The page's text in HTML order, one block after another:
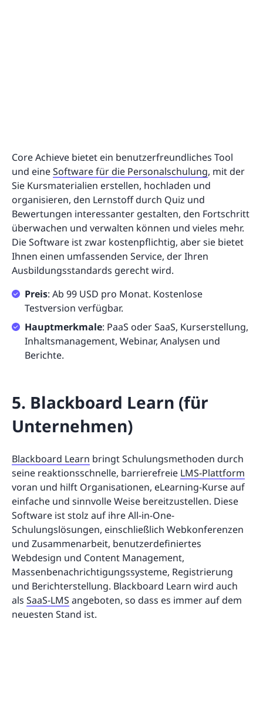
Core Achieve bietet ein benutzerfreundliches Tool
und eineSoftware für die Personalschulung, mit der
Sie Kursmaterialien erstellen, hochladen und
organisieren, den Lernstoff durch Quiz und
Bewertungen interessanter gestalten, den Fortschritt
überwachen und verwalten können und vieles mehr.
Die Software ist zwar kostenpflichtig, aber sie bietet
Ihnen einen umfassenden Service, der Ihren
Ausbildungsstandards gerecht wird.
Preis: Ab 99 USD pro Monat. Kostenlose
Testversion verfügbar.
Hauptmerkmale: PaaS oder SaaS, Kurserstellung,
Inhaltsmanagement, Webinar, Analysen und
Berichte.
5. Blackboard Learn (für
Unternehmen)
Blackboard Learn bringt Schulungsmethoden durch
seine reaktionsschnelle, barrierefreie LMS-Plattform
voran und hilft Organisationen, eLearning-Kurse auf
einfache und sinnvolle Weise bereitzustellen. Diese
Software ist stolz auf ihre All-in-One-
Schulungslösungen, einschließlich Webkonferenzen
und Zusammenarbeit, benutzerdefiniertes
Webdesign und Content Management,
Massenbenachrichtigungssysteme, Registrierung
und Berichterstellung. Blackboard Learn wird auch
als SaaS-LMS angeboten, so dass es immer auf dem
neuesten Stand ist.